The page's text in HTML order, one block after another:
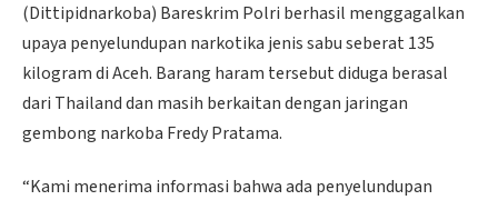
(Dittipidnarkoba) Bareskrim Polri berhasil menggagalkan
upaya penyelundupan narkotika jenis sabu seberat 135
kilogram di Aceh. Barang haram tersebut diduga berasal
dari Thailand dan masih berkaitan dengan jaringan
gembong narkoba Fredy Pratama.
“Kami menerima informasi bahwa ada penyelundupan